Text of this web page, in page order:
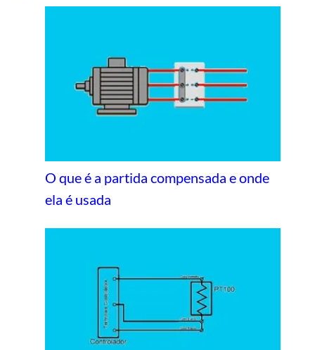
O que é a partida compensada e onde
ela é usada